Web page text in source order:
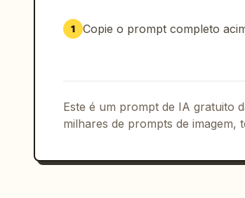
1 Copie o prompt completo
Este é um prompt de IA gratuito
milhares de prompts de imagem,